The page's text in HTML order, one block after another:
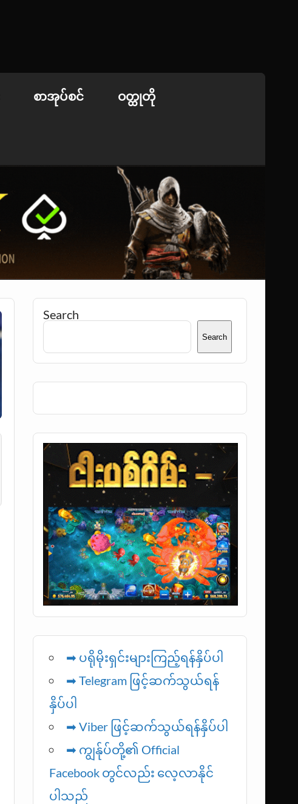
စာအုပ်စင် ဝတ္ထုတို
Search
Search
➡ ပရိုမိုးရှင်းများကြည့်ရန်နှိပ်ပါ
➡ Telegram ဖြင့်ဆက်သွယ်ရန်
နှိပ်ပါ
➡Viber ဖြင့်ဆက်သွယ်ရန်နှိပ်ပါ
➡ ကျွန်ုပ်တို့၏ Official
Facebook တွင်လည်း လေ့လာနိုင်
ပါသည်